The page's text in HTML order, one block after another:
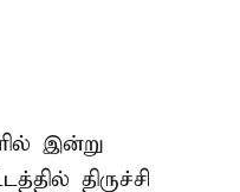
இன்று
திருச்சி